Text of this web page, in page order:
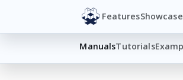
FeaturesShowcase
ManualsTutorials